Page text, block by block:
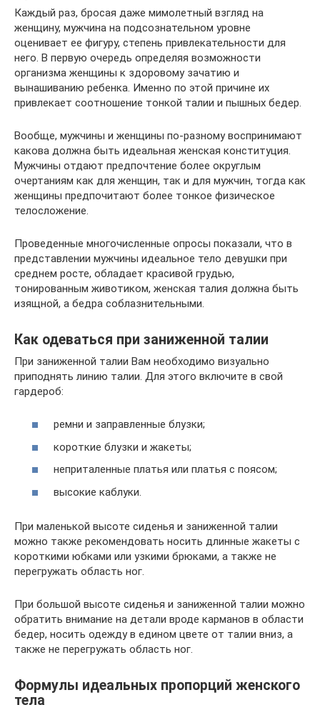
Каждый раз, бросая даже мимолетный взгляд на
женщину, мужчина на подсознательном уровне
оценивает ее фигуру, степень привлекательности для
него. В первую очередь определяя возможности
организма женщины к здоровому зачатию и
вынашиванию ребенка. Именно по этой причине их
привлекает соотношение тонкой талии и пышных бедер.
Вообще, мужчины и женщины по-разному воспринимают
какова должна быть идеальная женская конституция.
Мужчины отдают предпочтение более округлым
очертаниям как для женщин, так и для мужчин, тогда как
женщины предпочитают более тонкое физическое
телосложение.
Проведенные многочисленные опросы показали, что в
представлении мужчины идеальное тело девушки при
среднем росте, обладает красивой грудью,
тонированным животиком, женская талия должна быть
изящной, а бедра соблазнительными.
Как одеваться при заниженной талии
При заниженной талии Вам необходимо визуально
приподнять линию талии. Для этого включите в свой
гардероб:
ремни и заправленные блузки;
короткие блузки и жакеты;
неприталенные платья или платья с поясом;
высокие каблуки.
При маленькой высоте сиденья и заниженной талии
можно также рекомендовать носить длинные жакеты с
короткими юбками или узкими брюками, а также не
перегружать область ног.
При большой высоте сиденья и заниженной талии можно
обратить внимание на детали вроде карманов в области
бедер, носить одежду в едином цвете от талии вниз, а
также не перегружать область ног.
Формулы идеальных пропорций женского
тела